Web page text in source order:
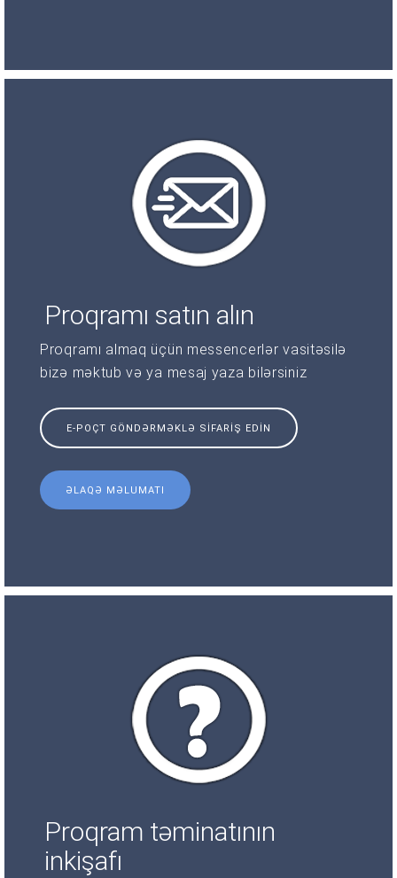
Proqramı satın alın
Proqramı almaq üçün messencerlər vasitəsilə
bizə məktub və ya mesaj yaza bilərsiniz
E-POÇT GÖNDƏRMƏKLƏ SIFARIŞ EDIN
ƏLAQƏ MƏLUMATI
Proqram təminatının
inkişafı